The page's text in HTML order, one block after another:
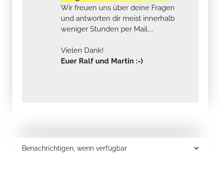
Wir freuen uns über deine Fragen
und antworten dir meist innerhalb
weniger Stunden per Mail....
Vielen Dank!
Euer Ralf und Martin :-)
Benachrichtigen, wenn verfügbar